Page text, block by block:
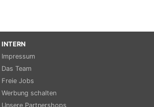
INTERN
Impressum
Das Team
Freie Jobs
Werbung schalten
Unsere Partnershops